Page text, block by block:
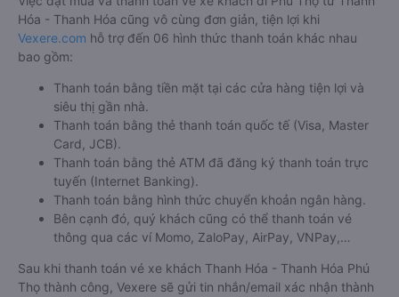
Hóa - Thanh Hóa cũng vô cùng đơn giản, tiện lợi khi
Vexere.com hỗ trợ đến 06 hình thức thanh toán khác nhau
bao gồm:
Thanh toán bằng tiền mặt tại các cửa hàng tiện lợi và
siêu thị gần nhà.
Thanh toán bằng thẻ thanh toán quốc tế (Visa, Master
Card, JCB).
Thanh toán bằng thẻ ATM đã đăng ký thanh toán trực
tuyến (Internet Banking).
Thanh toán bằng hình thức chuyển khoản ngân hàng.
Bên cạnh đó, quý khách cũng có thể thanh toán vé
thông qua các ví Momo, ZaloPay, AirPay, VNPay,…
Sau khi thanh toán vé xe khách Thanh Hóa - Thanh Hóa Phú
Thọ thành công, Vexere sẽ gửi tin nhắn/email xác nhận thành